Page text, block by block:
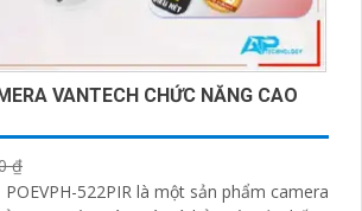
VANTECH CHỨC NĂNG CAO
₫
522PIR là một sản phẩm camera